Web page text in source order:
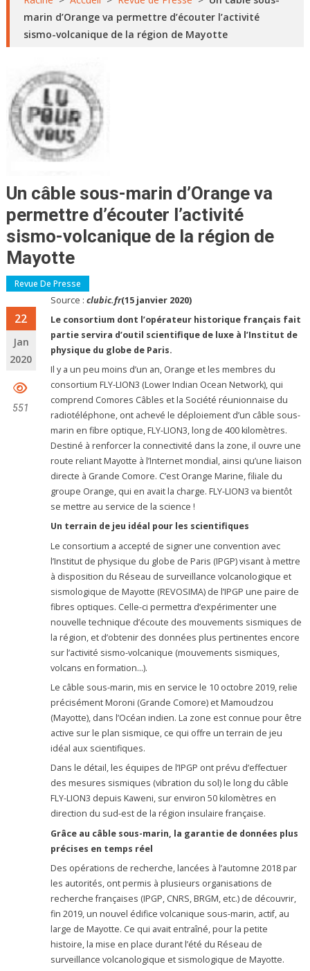
marin d’Orange va permettre d’écouter l’activité
sismo-volcanique de la région de Mayotte
Un câble sous-marin d’Orange va
permettre d’écouter l’activité
sismo-volcanique de la région de
Mayotte
Revue De Presse
22
Jan
2020
551
Source :clubic.fr(15 janvier 2020)
Le consortium dont l’opérateur historique français fait
partie servira d’outil scientifique de luxe à l’Institut de
physique du globe de Paris.
Il y a un peu moins d’un an, Orange et les membres du
consortium FLY-LION3 (Lower Indian Ocean Network), qui
comprend Comores Câbles et la Société réunionnaise du
radiotéléphone, ont achevé le déploiement d’un câble sous-
marin en fibre optique, FLY-LION3, long de 400 kilomètres.
Destiné à renforcer la connectivité dans la zone, il ouvre une
route reliant Mayotte à l’Internet mondial, ainsi qu’une liaison
directe à Grande Comore. C’est Orange Marine, filiale du
groupe Orange, qui en avait la charge. FLY-LION3 va bientôt
se mettre au service de la science !
Un terrain de jeu idéal pour les scientifiques
Le consortium a accepté de signer une convention avec
l’Institut de physique du globe de Paris (IPGP) visant à mettre
à disposition du Réseau de surveillance volcanologique et
sismologique de Mayotte (REVOSIMA) de l’IPGP une paire de
fibres optiques. Celle-ci permettra d’expérimenter une
nouvelle technique d’écoute des mouvements sismiques de
la région, et d’obtenir des données plus pertinentes encore
sur l’activité sismo-volcanique (mouvements sismiques,
volcans en formation…).
Le câble sous-marin, mis en service le 10 octobre 2019, relie
précisément Moroni (Grande Comore) et Mamoudzou
(Mayotte), dans l’Océan indien. La zone est connue pour être
active sur le plan sismique, ce qui offre un terrain de jeu
idéal aux scientifiques.
Dans le détail, les équipes de l’IPGP ont prévu d’effectuer
des mesures sismiques (vibration du sol) le long du câble
FLY-LION3 depuis Kaweni, sur environ 50 kilomètres en
direction du sud-est de la région insulaire française.
Grâce au câble sous-marin, la garantie de données plus
précises en temps réel
Des opérations de recherche, lancées à l’automne 2018 par
les autorités, ont permis à plusieurs organisations de
recherche françaises (IPGP, CNRS, BRGM, etc.) de découvrir,
fin 2019, un nouvel édifice volcanique sous-marin, actif, au
large de Mayotte. Ce qui avait entraîné, pour la petite
histoire, la mise en place durant l’été du Réseau de
surveillance volcanologique et sismologique de Mayotte.